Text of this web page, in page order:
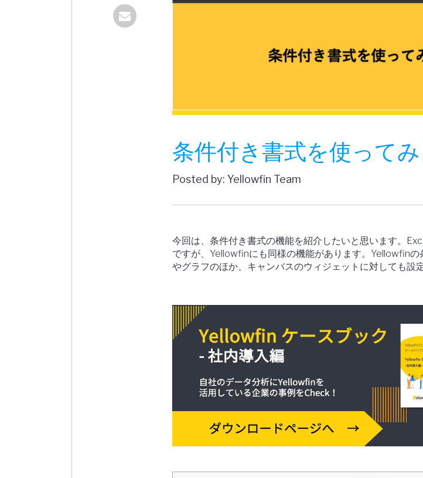
条件付き書式を使ってみ
Posted by: Yellowfin Team
今回は、条件付き書式の機能を紹介したいと思います。
ですが、Yellowfinにも同様の機能があります。Yellowfin
やグラフのほか、キャンバスのウィジェットに対しても設